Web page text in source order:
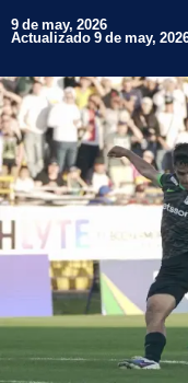
9 de may, 2026
Actualizado 9 de may,